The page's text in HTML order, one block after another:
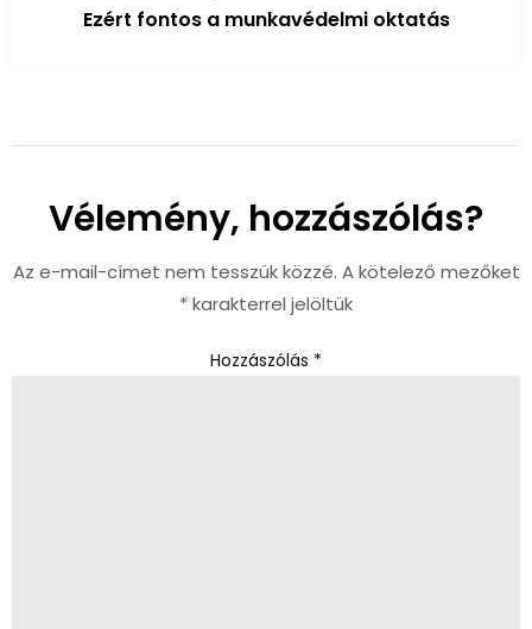
Ezért fontos a munkavédelmi oktatás
Vélemény, hozzászólás?
Az e-mail-címet nem tesszük közzé. A kötelező mezőket
* karakterrel jelöltük
Hozzászólás *